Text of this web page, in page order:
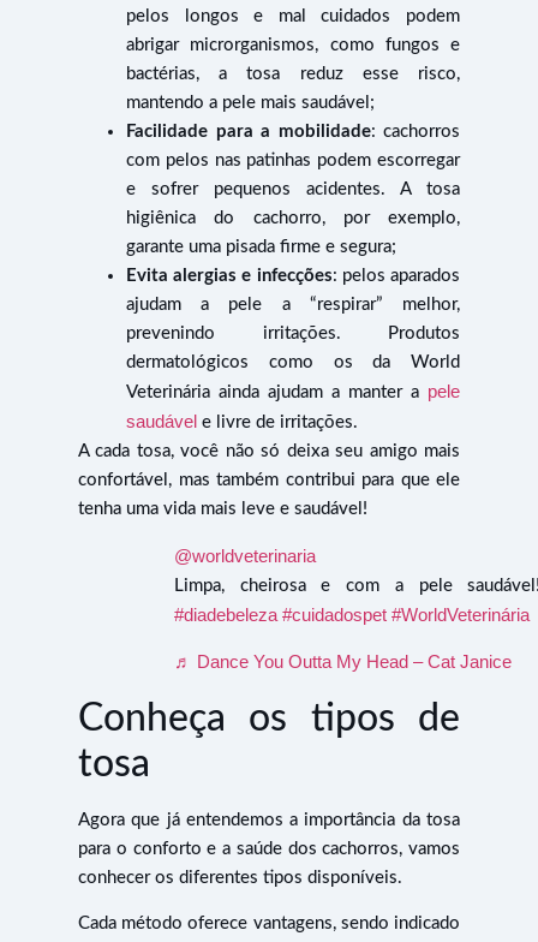
pelos longos e mal cuidados podem
abrigar microrganismos, como fungos e
bactérias, a tosa reduz esse risco,
mantendo a pele mais saudável;
Facilidade para a mobilidade: cachorros
com pelos nas patinhas podem escorregar
e sofrer pequenos acidentes. A tosa
higiênica do cachorro, por exemplo,
garante uma pisada firme e segura;
Evita alergias e infecções: pelos aparados
ajudam a pele a “respirar” melhor,
prevenindo irritações. Produtos
dermatológicos como os da World
Veterinária ainda ajudam a manter a pele
saudável e livre de irritações.
A cada tosa, você não só deixa seu amigo mais
confortável, mas também contribui para que ele
tenha uma vida mais leve e saudável!
@worldveterinaria
Limpa, cheirosa e com a pele
#diadebeleza #cuidadospet #WorldVeterinária
♬ Dance You Outta My Head – Cat Janice
Conheça os tipos de
tosa
Agora que já entendemos a importância da tosa
para o conforto e a saúde dos cachorros, vamos
conhecer os diferentes tipos disponíveis.
Cada método oferece vantagens, sendo indicado